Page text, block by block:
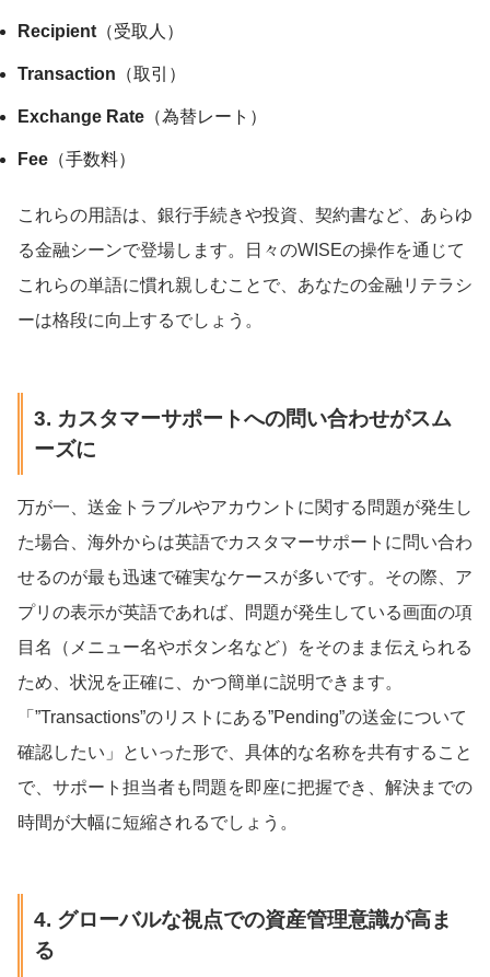
Recipient （受取人）
Transaction （取引）
Exchange Rate （為替レート）
Fee （手数料）
これらの用語は、銀行手続きや投資、契約書など、あらゆ
る金融シーンで登場します。日々のWISEの操作を通じて
これらの単語に慣れ親しむことで、あなたの金融リテラシ
ーは格段に向上するでしょう。
3. カスタマーサポートへの問い合わせがスム
ーズに
万が一、送金トラブルやアカウントに関する問題が発生し
た場合、海外からは英語でカスタマーサポートに問い合わ
せるのが最も迅速で確実なケースが多いです。その際、ア
プリの表示が英語であれば、問題が発生している画面の項
目名（メニュー名やボタン名など）をそのまま伝えられる
ため、状況を正確に、かつ簡単に説明できます。
「”Transactions”のリストにある”Pending”の送金について
確認したい」といった形で、具体的な名称を共有すること
で、サポート担当者も問題を即座に把握でき、解決までの
時間が大幅に短縮されるでしょう。
4. グローバルな視点での資産管理意識が高ま
る